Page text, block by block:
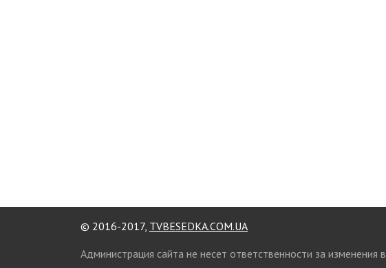
© 2016-2017, TVBESEDKA.COM.UA
Администрация сайта не несет ответственности за изменения в